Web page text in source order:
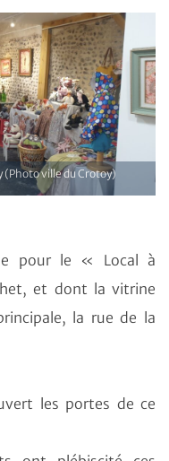
(Photo ville du Crotoy)
pour le « Local à
et dont la vitrine
la rue de la
les portes de ce